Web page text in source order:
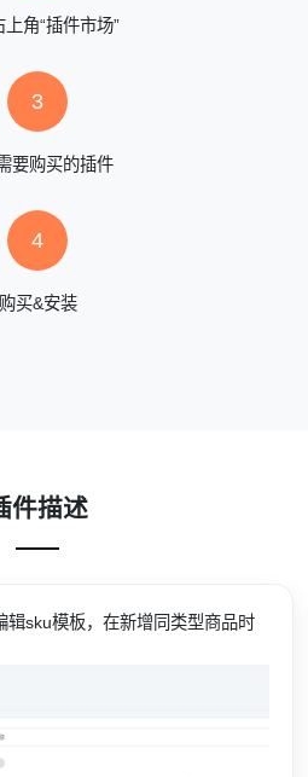
上角“插件市场”
3
要购买的插件
4
购买&安装
件描述
辑sku模板，在新增同类型商品时